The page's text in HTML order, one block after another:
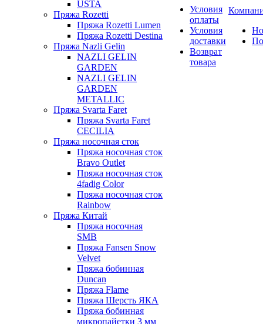
USTA
Пряжа Rozetti
Пряжа Rozetti Lumen
Пряжа Rozetti Destina
Пряжа Nazli Gelin
NAZLI GELIN
GARDEN
NAZLI GELIN
GARDEN
METALLIC
Пряжа Svarta Faret
Пряжа Svarta Faret
CECILIA
Пряжа носочная сток
Пряжа носочная сток
Bravo Outlet
Пряжа носочная сток
4fadig Color
Пряжа носочная сток
Rainbow
Пряжа Китай
Пряжа носочная
SMB
Пряжа Fansen Snow
Velvet
Пряжа бобинная
Duncan
Пряжа Flame
Пряжа Шерсть ЯКА
Пряжа бобинная
микропайетки 3 мм
Условия
оплаты
Условия
доставки
Возврат
товара